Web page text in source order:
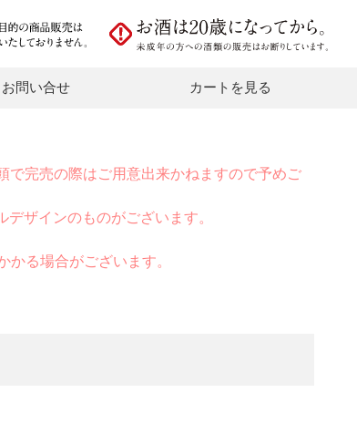
お問い合せ カートを見る
完売の際はご用意出来かねますので予めご
ザインのものがございます。
る場合がございます。